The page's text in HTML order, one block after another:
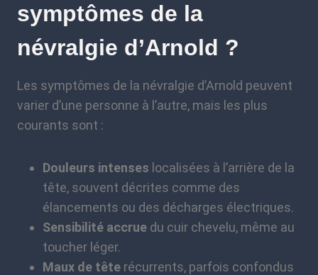
symptômes de la
névralgie d’Arnold ?
Les symptômes de la névralgie d’Arnold peuvent
varier d’une personne à l’autre, mais les plus
courants sont :
Douleurs intenses localisées à l’arrière de la
tête, souvent décrites comme des
élancements ou des décharges électriques.
Sensibilité accrue du cuir chevelu, même au
toucher léger.
Maux de tête récurrents, parfois confondus